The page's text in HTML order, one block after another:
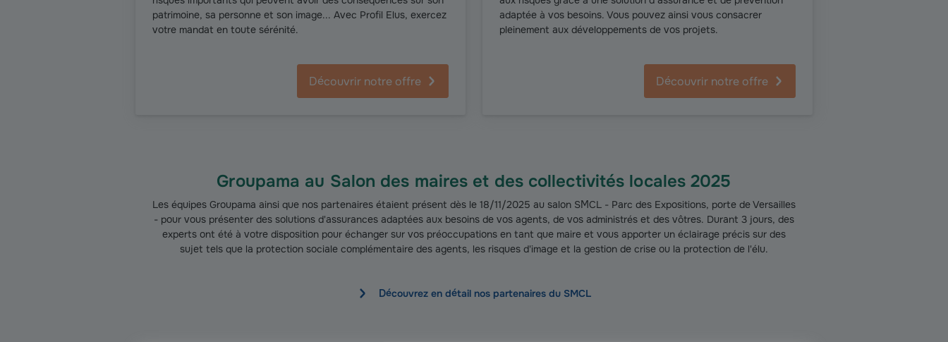
patrimoine, sa personne et son image... Avec Profil Elus, exercez
votre mandat en toute sérénité.
Découvrir notre offre
adaptée à vos besoins. Vous pouvez ainsi vous consacrer
pleinement aux développements de vos projets.
Découvrir notre offre
Groupama au Salon des maires et des collectivités locales 2025
Les équipes Groupama ainsi que nos partenaires étaient présent dès le 18/11/2025 au salon SMCL - Parc des Expositions, porte de Versailles
- pour vous présenter des solutions d'assurances adaptées aux besoins de vos agents, de vos administrés et des vôtres. Durant 3 jours, des
experts ont été à votre disposition pour échanger sur vos préoccupations en tant que maire et vous apporter un éclairage précis sur des
sujet tels que la protection sociale complémentaire des agents, les risques d'image et la gestion de crise ou la protection de l'élu.
Découvrez en détail nos partenaires du SMCL